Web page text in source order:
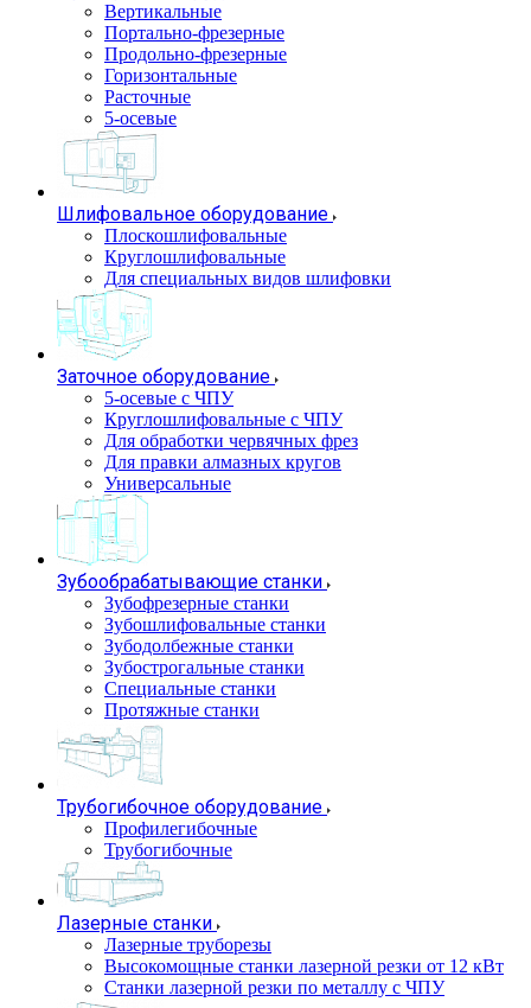
Вертикальные
Портально-фрезерные
Продольно-фрезерные
Горизонтальные
Расточные
5-осевые
Шлифовальное оборудование
Плоскошлифовальные
Круглошлифовальные
Для специальных видов шлифовки
Заточное оборудование
5-осевые с ЧПУ
Круглошлифовальные с ЧПУ
Для обработки червячных фрез
Для правки алмазных кругов
Универсальные
Зубообрабатывающие станки
Зубофрезерные станки
Зубошлифовальные станки
Зубодолбежные станки
Зубострогальные станки
Специальные станки
Протяжные станки
Трубогибочное оборудование
Профилегибочные
Трубогибочные
Лазерные станки
Лазерные труборезы
Высокомощные станки лазерной резки от 12 кВт
Станки лазерной резки по металлу с ЧПУ